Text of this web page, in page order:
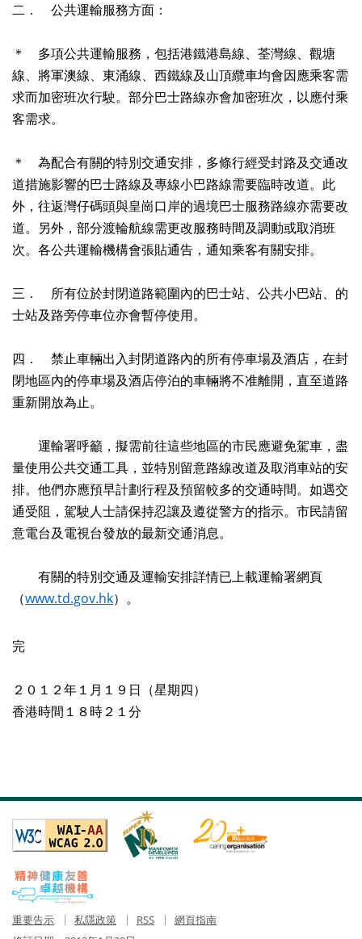
二． 公共運輸服務方面：
＊ 多項公共運輸服務，包括港鐵港島線、荃灣線、觀塘
線、將軍澳線、東涌線、西鐵線及山頂纜車均會因應乘客需
求而加密班次行駛。部分巴士路線亦會加密班次，以應付乘
客需求。
＊ 為配合有關的特別交通安排，多條行經受封路及交通改
道措施影響的巴士路線及專線小巴路線需要臨時改道。此
外，往返灣仔碼頭與皇崗口岸的過境巴士服務路線亦需要改
道。另外，部分渡輪航線需更改服務時間及調動或取消班
次。各公共運輸機構會張貼通告，通知乘客有關安排。
三． 所有位於封閉道路範圍內的巴士站、公共小巴站、的
士站及路旁停車位亦會暫停使用。
四． 禁止車輛出入封閉道路內的所有停車場及酒店，在封
閉地區內的停車場及酒店停泊的車輛將不准離開，直至道路
重新開放為止。
運輸署呼籲，擬需前往這些地區的市民應避免駕車，盡
量使用公共交通工具，並特別留意路線改道及取消車站的安
排。他們亦應預早計劃行程及預留較多的交通時間。如遇交
通受阻，駕駛人士請保持忍讓及遵從警方的指示。市民請留
意電台及電視台發放的最新交通消息。
有關的特別交通及運輸安排詳情已上載運輸署網頁
（www.td.gov.hk）。
完
２０１２年１月１９日（星期四）
香港時間１８時２１分
重要告示 私隱政策 RSS
網頁指南